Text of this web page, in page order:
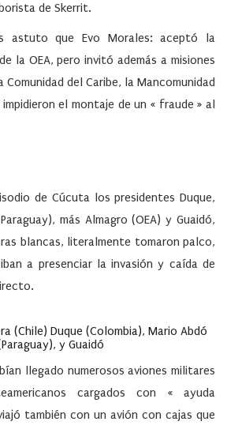
de Skerrit.
astuto que Evo Morales: aceptó la
la OEA, pero invitó además a misiones
Comunidad del Caribe, la Mancomunidad
el montaje de un « fraude » al
de Cúcuta los presidentes Duque,
más Almagro (OEA) y Guaidó,
blancas, literalmente tomaron palco,
a presenciar la invasión y caída de
(Chile) Duque (Colombia), Mario Abdó
y Guaidó
llegado numerosos aviones militares
cargados con « ayuda
también con un avión con cajas que